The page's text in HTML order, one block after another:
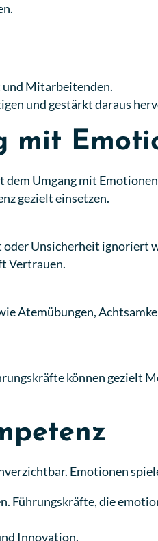
und Mitarbeitenden.
und gestärkt daraus
mit
Umgang mit
gezielt einsetzen.
Unsicherheit ignoriert
Vertrauen.
Atemübungen,
können gezielt
Emotionen
Führungskräfte, die
Innovation.